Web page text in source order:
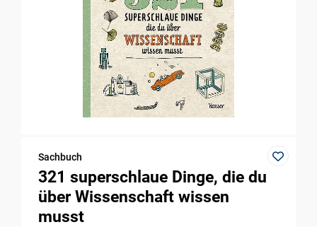
Sachbuch
321 superschlaue Dinge, die du
über Wissenschaft wissen
musst